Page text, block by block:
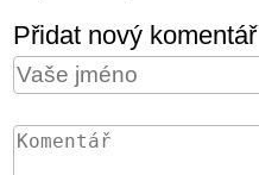
Přidat nový komentář